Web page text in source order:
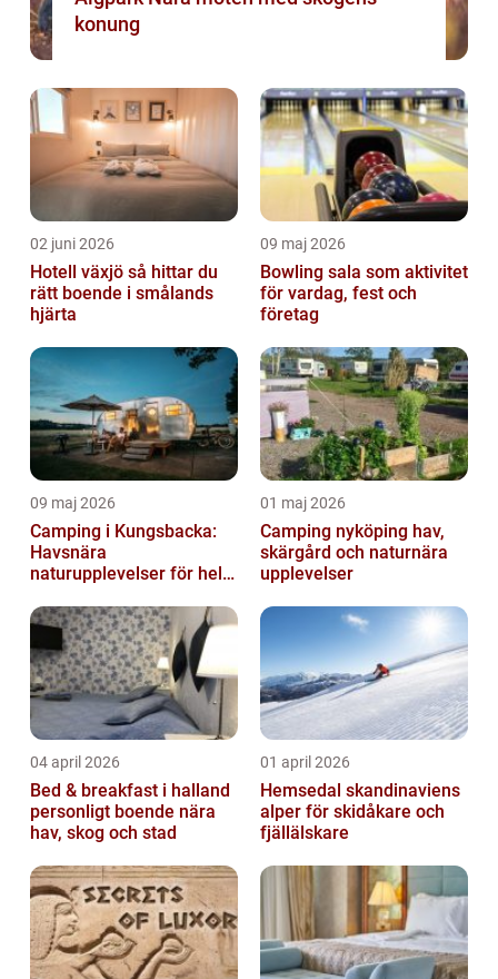
konung
02 juni 2026
Hotell växjö så hittar du
rätt boende i smålands
hjärta
09 maj 2026
Bowling sala som aktivitet
för vardag, fest och
företag
09 maj 2026
Camping i Kungsbacka:
Havsnära
naturupplevelser för hela
01 maj 2026
Camping nyköping hav,
skärgård och naturnära
upplevelser
04 april 2026
Bed & breakfast i halland
personligt boende nära
hav, skog och stad
01 april 2026
Hemsedal skandinaviens
alper för skidåkare och
fjällälskare